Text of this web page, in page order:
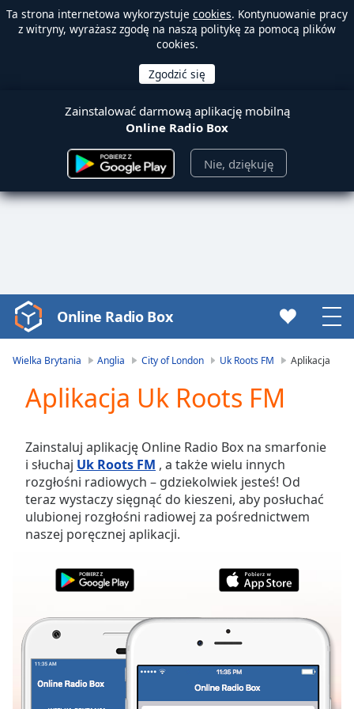
Ta strona internetowa wykorzystuje cookies. Kontynuowanie pracy
z witryny, wyrażasz zgodę na naszą politykę za pomocą plików
cookies.
Zainstalować darmową aplikację mobilną
Online Radio Box
Nie, dziękuję
Video
Player
Play
Video
Skip
Backward
Skip
Forward
Mute
Current
Time0:00
Duration-:-
Stream
Type
LIVE
Seek to
currently
Online Radio Box
Wielka Brytania Anglia City of London Uk Roots FM Aplikacja
Aplikacja Uk Roots FM
Zainstaluj aplikację Online Radio Box na smarfonie
i słuchaj Uk Roots FM , a także wielu innych
rozgłośni radiowych – gdziekolwiek jesteś! Od
teraz wystaczy sięgnąć do kieszeni, aby posłuchać
ulubionej rozgłośni radiowej za pośrednictwem
naszej poręcznej aplikacji.